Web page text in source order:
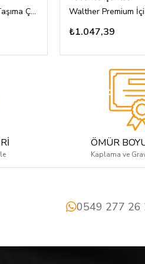
CZ Premium İçi Süngerli Silah Taşıma Çantası
₺1.047,39
ÖMÜR
Kaplama ve
0549 277 26